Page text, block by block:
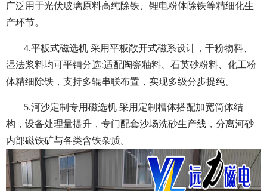
广泛用于光伏玻璃原料高纯除铁、锂电粉体除铁等精细化生
产环节。
4.平板式磁选机 采用平板敞开式磁系设计，干粉物料、
湿法浆料均可平铺分选;适配陶瓷釉料、石英砂粉料、化工粉
体精细除铁，支持多辊串联布置，实现多级分步提纯。
5.河沙定制专用磁选机 采用定制槽体搭配加宽筒体结
构，设备处理量提升，专门配套沙场洗砂生产线，分离河砂
内部磁铁矿与各类含铁杂质。